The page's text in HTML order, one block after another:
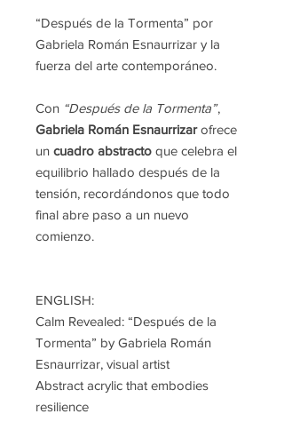
“Después de la Tormenta” por
Gabriela Román Esnaurrizar y la
fuerza del arte contemporáneo.
Con “Después de la Tormenta”,
Gabriela Román Esnaurrizarofrece
un cuadro abstracto que celebra el
equilibrio hallado después de la
tensión, recordándonos que todo
final abre paso a un nuevo
comienzo.
ENGLISH:
Calm Revealed: “Después de la
Tormenta” by Gabriela Román
Esnaurrizar, visual artist
Abstract acrylic that embodies
resilience